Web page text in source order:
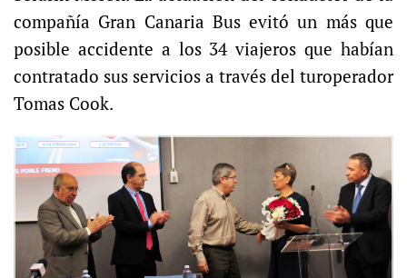
compañía Gran Canaria Bus evitó un más que
posible accidente a los 34 viajeros que habían
contratado sus servicios a través del turoperador
Tomas Cook.